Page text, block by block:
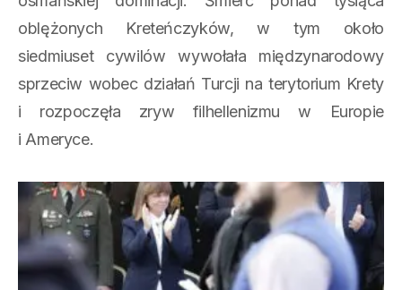
oblężonych Kreteńczyków, w tym około
siedmiuset cywilów wywołała międzynarodowy
sprzeciw wobec działań Turcji na terytorium Krety
i rozpoczęła zryw filhellenizmu w Europie
i Ameryce.